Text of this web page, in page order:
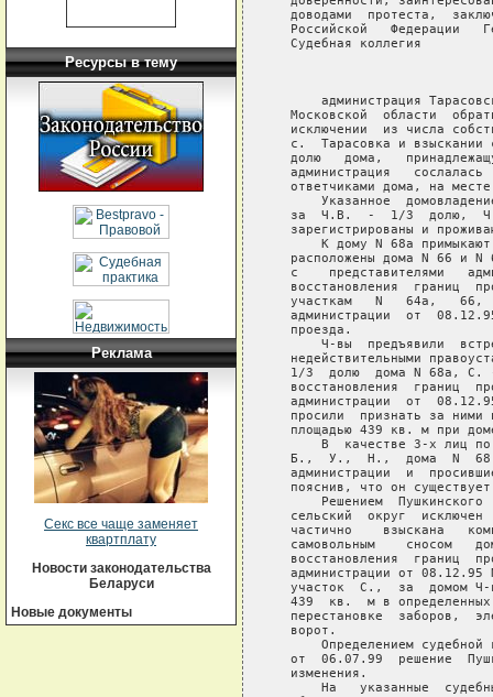
Ресурсы в тему
Реклама
Секс все чаще заменяет
квартплату
Новости законодательства
Беларуси
Новые документы